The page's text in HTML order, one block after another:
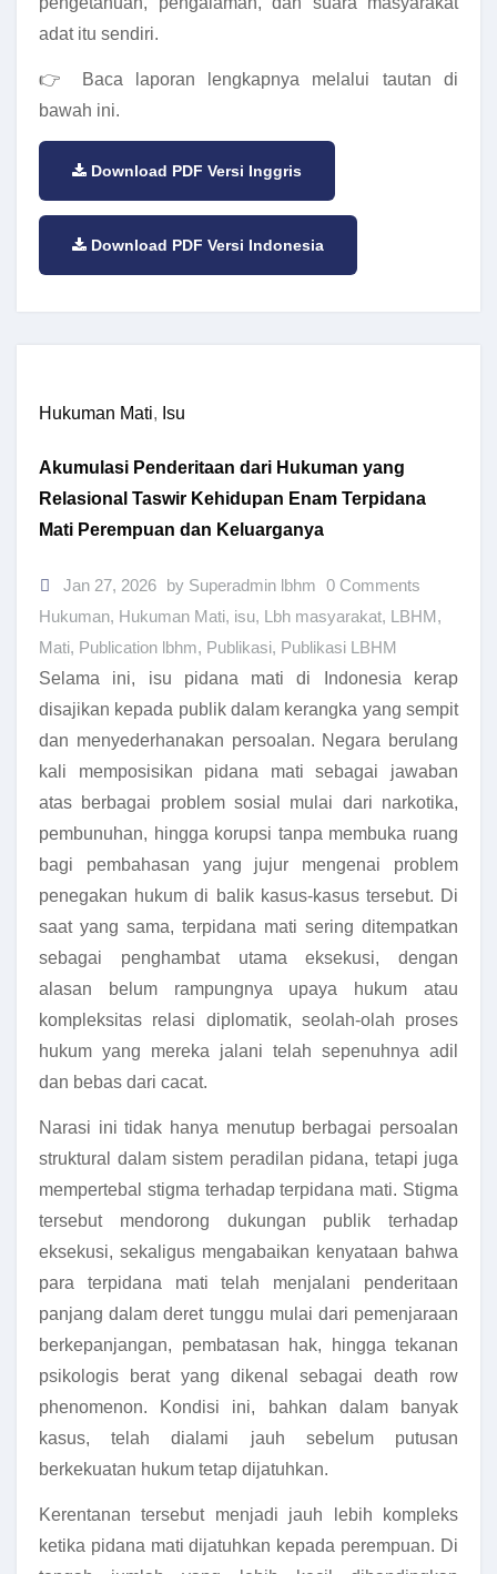
adat itu sendiri.
👉 Baca laporan lengkapnya melalui tautan di
bawah ini.
Download PDF Versi Inggris
Download PDF Versi Indonesia
Hukuman Mati, Isu
Akumulasi Penderitaan dari Hukuman yang
Relasional Taswir Kehidupan Enam Terpidana
Mati Perempuan dan Keluarganya
Jan 27, 2026 by Superadmin lbhm 0 Comments
Hukuman, Hukuman Mati, isu, Lbh masyarakat, LBHM,
Mati, Publication lbhm, Publikasi, Publikasi LBHM
Selama ini, isu pidana mati di Indonesia kerap
disajikan kepada publik dalam kerangka yang sempit
dan menyederhanakan persoalan. Negara berulang
kali memposisikan pidana mati sebagai jawaban
atas berbagai problem sosial mulai dari narkotika,
pembunuhan, hingga korupsi tanpa membuka ruang
bagi pembahasan yang jujur mengenai problem
penegakan hukum di balik kasus-kasus tersebut. Di
saat yang sama, terpidana mati sering ditempatkan
sebagai penghambat utama eksekusi, dengan
alasan belum rampungnya upaya hukum atau
kompleksitas relasi diplomatik, seolah-olah proses
hukum yang mereka jalani telah sepenuhnya adil
dan bebas dari cacat.
Narasi ini tidak hanya menutup berbagai persoalan
struktural dalam sistem peradilan pidana, tetapi juga
mempertebal stigma terhadap terpidana mati. Stigma
tersebut mendorong dukungan publik terhadap
eksekusi, sekaligus mengabaikan kenyataan bahwa
para terpidana mati telah menjalani penderitaan
panjang dalam deret tunggu mulai dari pemenjaraan
berkepanjangan, pembatasan hak, hingga tekanan
psikologis berat yang dikenal sebagai death row
phenomenon. Kondisi ini, bahkan dalam banyak
kasus, telah dialami jauh sebelum putusan
berkekuatan hukum tetap dijatuhkan.
Kerentanan tersebut menjadi jauh lebih kompleks
ketika pidana mati dijatuhkan kepada perempuan. Di